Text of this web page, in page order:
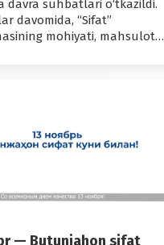
davra suhbatlari o‘tkazildi.
davomida, “Sifat”
mohiyati, mahsulot…
— Butunjahon sifat